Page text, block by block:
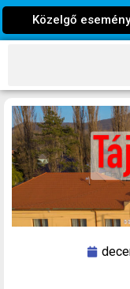
Közelgő